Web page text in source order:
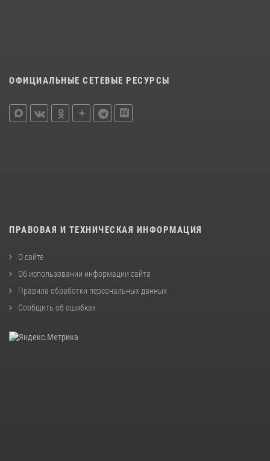
ОФИЦИАЛЬНЫЕ СЕТЕВЫЕ РЕСУРСЫ
ПРАВОВАЯ И ТЕХНИЧЕСКАЯ ИНФОРМАЦИЯ
О сайте
Об использовании информации сайта
Правила обработки персональных данных
Сообщить об ошибках